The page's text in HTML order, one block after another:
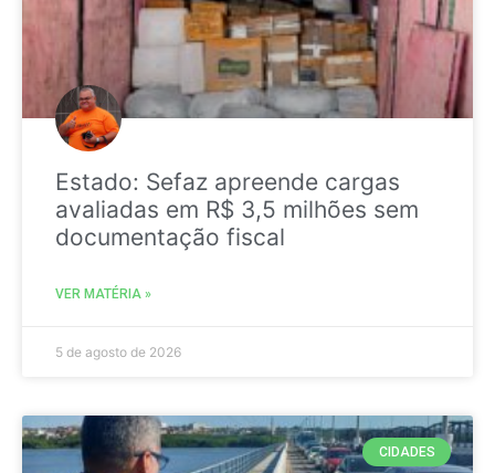
Estado: Sefaz apreende cargas
avaliadas em R$ 3,5 milhões sem
documentação fiscal
VER MATÉRIA »
5 de agosto de 2026
CIDADES